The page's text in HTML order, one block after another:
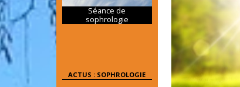
Séance de
sophrologie
ACTUS : SOPHROLOGIE